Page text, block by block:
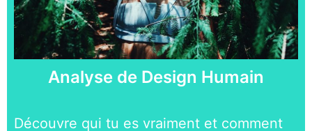
Analyse de Design Humain
Découvre qui tu es vraiment et comment